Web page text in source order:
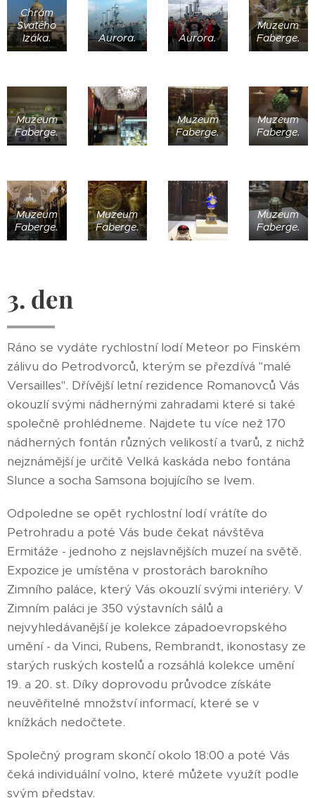
Chrám
Svatého
Izáka.
Aurora. Aurora.
Muzeum
Faberge.
Muzeum
Faberge.
Muzeum
Faberge.
Muzeum
Faberge.
Muzeum
Faberge.
Muzeum
Faberge.
Muzeum
Faberge.
3. den
Ráno se vydáte rychlostní lodí Meteor po Finském
zálivu do Petrodvorců, kterým se přezdívá "malé
Versailles". Dřívější letní rezidence Romanovců Vás
okouzlí svými nádhernými zahradami které si také
společně prohlédneme. Najdete tu více než 170
nádherných fontán různých velikostí a tvarů, z nichž
nejznámější je určitě Velká kaskáda nebo fontána
Slunce a socha Samsona bojujícího se lvem.
Odpoledne se opět rychlostní lodí vrátíte do
Petrohradu a poté Vás bude čekat návštěva
Ermitáže - jednoho z nejslavnějších muzeí na světě.
Expozice je umístěna v prostorách barokního
Zimního paláce, který Vás okouzlí svými interiéry. V
Zimním paláci je 350 výstavních sálů a
nejvyhledávanější je kolekce západoevropského
umění - da Vinci, Rubens, Rembrandt, ikonostasy ze
starých ruských kostelů a rozsáhlá kolekce umění
19. a 20. st. Díky doprovodu průvodce získáte
neuvěřitelné množství informací, které se v
knížkách nedočtete.
Společný program skončí okolo 18:00 a poté Vás
čeká individuální volno, které můžete využít podle
svým představ.